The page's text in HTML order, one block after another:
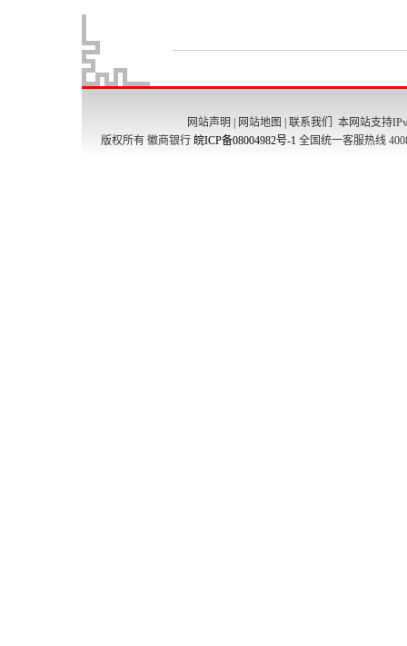
网站声明 网站地图 联系我们
本网站支持
版权所有 徽商银行 皖ICP备08004982号-1 全国统一客服热线